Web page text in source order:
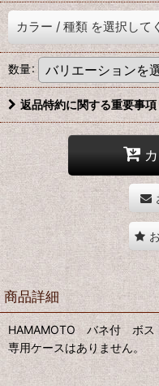
カラー / 種類 を選択して
数量:
返品特約に関する重要事項
商品詳細
HAMAMOTO バネ付 ボス
専用ケースはありません。